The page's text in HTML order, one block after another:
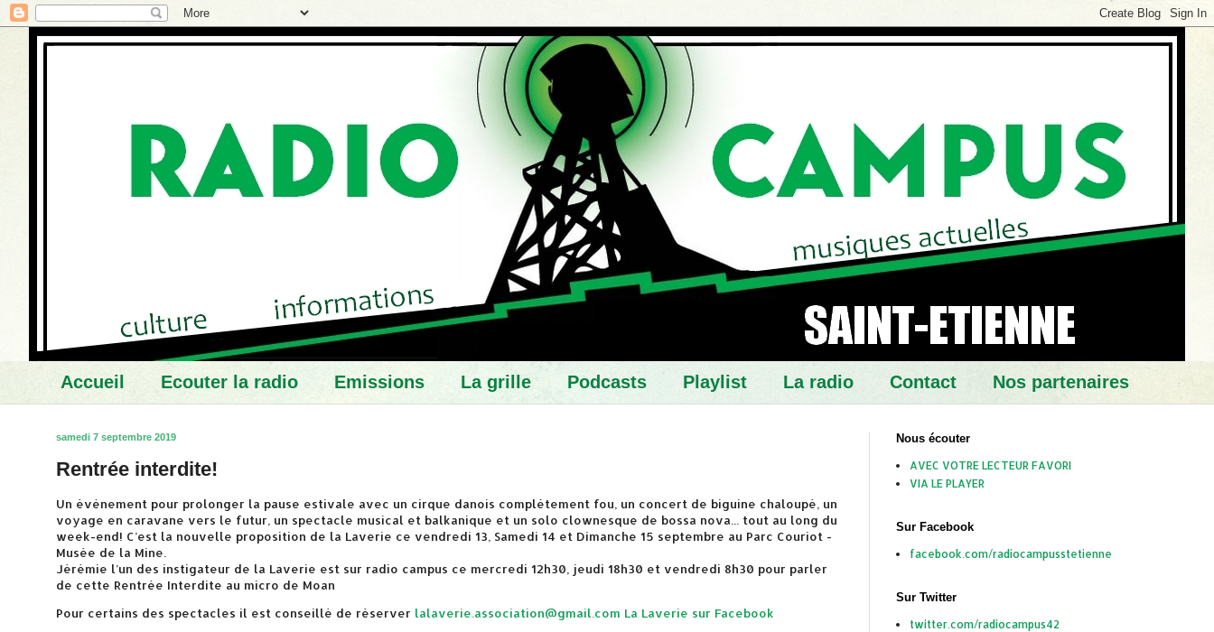
Accueil Ecouter la radio Emissions La grille Podcasts Playlist La radio Contact Nos partenaires
samedi 7 septembre 2019
Rentrée interdite!
Un évènement pour prolonger la pause estivale avec un cirque danois complètement fou, un concert de biguine chaloupé, un
voyage en caravane vers le futur, un spectacle musical et balkanique et un solo clownesque de bossa nova... tout au long du
week-end! C’est la nouvelle proposition de la Laverie ce vendredi 13, Samedi 14 et Dimanche 15 septembre au Parc Couriot -
Musée de la Mine.
Jérémie l’un des instigateur de la Laverie est sur radio campus ce mercredi 12h30, jeudi 18h30 et vendredi 8h30 pour parler
de cette Rentrée Interdite au micro de Moan
Pour certains des spectacles il est conseillé de réserver lalaverie.association@gmail.com La Laverie sur Facebook
Nous écouter
AVEC VOTRE LECTEUR FAVORI
VIA LE PLAYER
Sur Facebook
facebook.com/radiocampusstetienne
Sur Twitter
twitter.com/radiocampus42